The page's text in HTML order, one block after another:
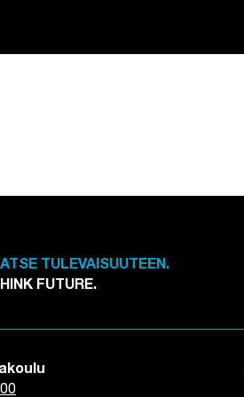
TULEVAISUUTEEN.
FUTURE.